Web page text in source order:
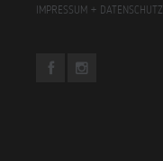
IMPRESSUM + DATENSCHUTZ